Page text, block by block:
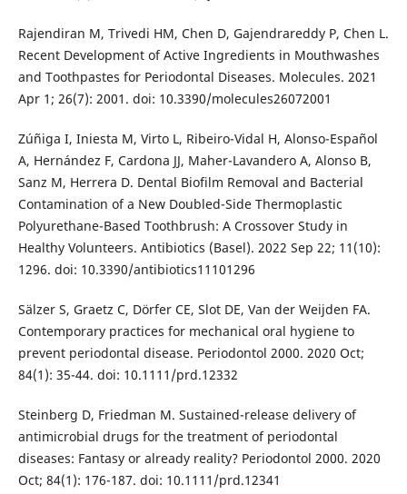
Rajendiran M, Trivedi HM, Chen D, Gajendrareddy P, Chen L.
Recent Development of Active Ingredients in Mouthwashes
and Toothpastes for Periodontal Diseases. Molecules. 2021
Apr 1; 26(7): 2001. doi: 10.3390/molecules26072001
Zúñiga I, Iniesta M, Virto L, Ribeiro-Vidal H, Alonso-Español
A, Hernández F, Cardona JJ, Maher-Lavandero A, Alonso B,
Sanz M, Herrera D. Dental Biofilm Removal and Bacterial
Contamination of a New Doubled-Side Thermoplastic
Polyurethane-Based Toothbrush: A Crossover Study in
Healthy Volunteers. Antibiotics (Basel). 2022 Sep 22; 11(10):
1296. doi: 10.3390/antibiotics11101296
Sälzer S, Graetz C, Dörfer CE, Slot DE, Van der Weijden FA.
Contemporary practices for mechanical oral hygiene to
prevent periodontal disease. Periodontol 2000. 2020 Oct;
84(1): 35-44. doi: 10.1111/prd.12332
Steinberg D, Friedman M. Sustained-release delivery of
antimicrobial drugs for the treatment of periodontal
diseases: Fantasy or already reality? Periodontol 2000. 2020
Oct; 84(1): 176-187. doi: 10.1111/prd.12341